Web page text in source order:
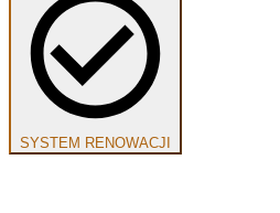
SYSTEM RENOWACJI